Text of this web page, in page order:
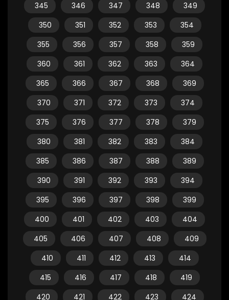
345
346 347 348
349
350
351 352 353
354
355
356 357 358
359
360
361 362 363
364
365
366 367 368
369
370
371 372 373
374
375
376 377 378
379
380
381 382 383
384
385
386 387 388
389
390
391 392 393
394
395
396 397 398
399
400
401 402 403
404
405
406 407 408
409
410
411 412 413
414
415
416 417 418
419
420
421 422 423 424